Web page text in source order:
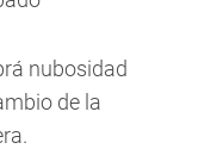
nubosidad
de la